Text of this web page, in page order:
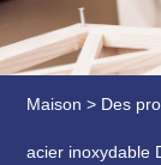
Maison > Des
acier inoxydable